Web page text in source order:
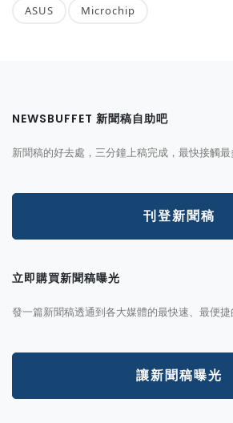
ASUS Microchip
NEWSBUFFET 新聞稿自助吧
新聞稿的好去處，三分鐘上稿完成，最快接觸最
刊登新聞稿
立即購買新聞稿曝光
發一篇新聞稿透通到各大媒體的最快速、最便捷
讓新聞稿曝光